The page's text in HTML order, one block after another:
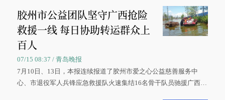
胶州市公益团队坚守广西抢险
救援一线 每日协助转运群众上
百人
07/15 08:37 / 青岛晚报
7月10日、13日，本报连续报道了胶州市爱之心公益慈善服务中
心、市退役军人兵锋应急救援队火速集结16名骨干队员驰援广西灾